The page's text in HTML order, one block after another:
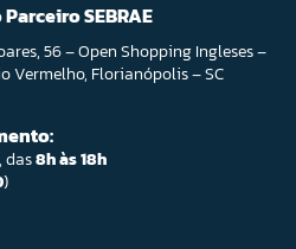
SEBRAE
56 – Open Shopping Ingleses –
Vermelho, Florianópolis – SC
das8h às 18h
)